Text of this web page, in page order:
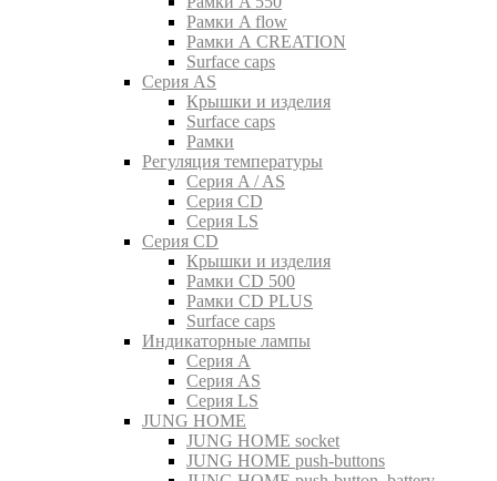
Рамки A flow
Рамки A CREATION
Surface caps
Серия AS
Крышки и изделия
Surface caps
Рамки
Регуляция температуры
Серия A / AS
Серия CD
Серия LS
Серия CD
Крышки и изделия
Рамки CD 500
Рамки CD PLUS
Surface caps
Индикаторные лампы
Серия A
Серия AS
Серия LS
JUNG HOME
JUNG HOME socket
JUNG HOME push-buttons